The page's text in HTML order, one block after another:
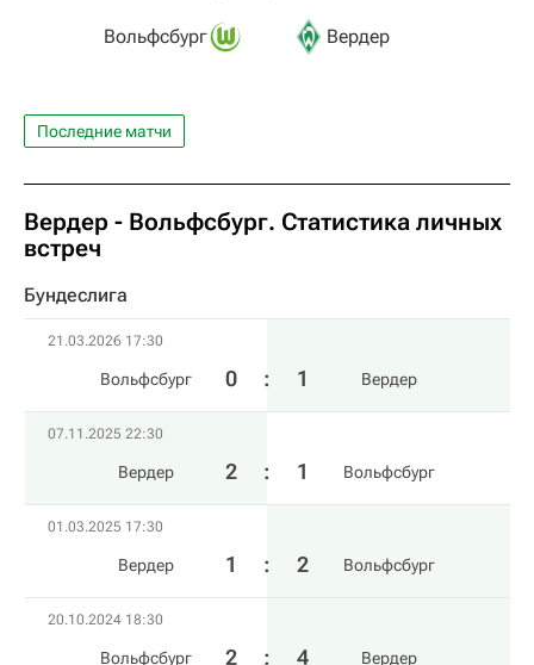
Вольфсбург Вердер
Последние матчи
Вердер - Вольфсбург. Статистика личных
встреч
Бундеслига
21.03.2026 17:30
Вольфсбург 0 : 1 Вердер
07.11.2025 22:30
Вердер 2 : 1 Вольфсбург
01.03.2025 17:30
Вердер 1 : 2 Вольфсбург
20.10.2024 18:30
Вольфсбург 2 : 4 Вердер